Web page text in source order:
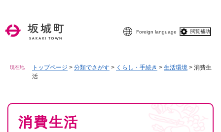
Foreign language 閲覧補助
現在地 トップページ > 分類でさがす > くらし・手続き > 生活環境 > 消費生
活
本
消費生活